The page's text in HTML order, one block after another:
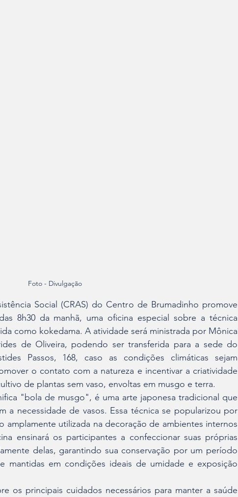
Foto - Divulgação
Social (CRAS) do Centro de Brumadinho promove
8h30 da manhã, uma oficina especial sobre a técnica
como kokedama. A atividade será ministrada por Mônica
de Oliveira, podendo ser transferida para a sede do
Passos, 168, caso as condições climáticas sejam
o contato com a natureza e incentivar a criatividade
de plantas sem vaso, envoltas em musgo e terra.
"bola de musgo", é uma arte japonesa tradicional que
a necessidade de vasos. Essa técnica se popularizou por
amplamente utilizada na decoração de ambientes internos
ensinará os participantes a confeccionar suas próprias
delas, garantindo sua conservação por um período
mantidas em condições ideais de umidade e exposição
os principais cuidados necessários para manter a saúde